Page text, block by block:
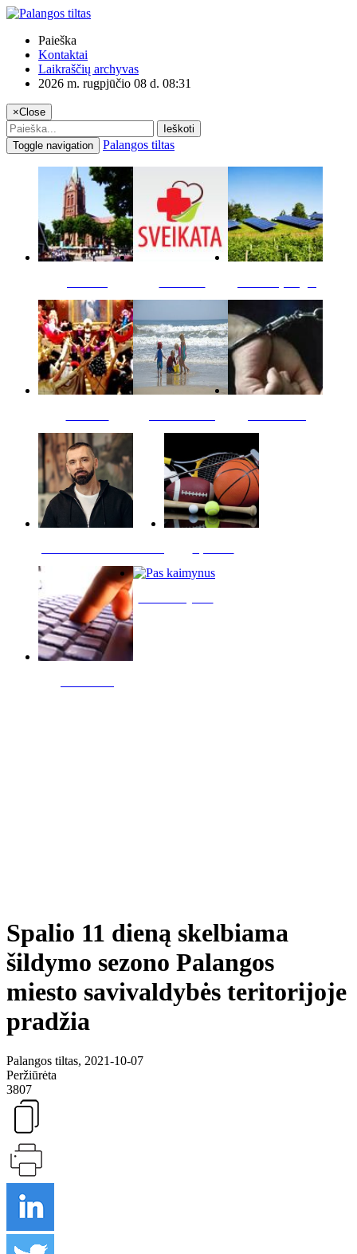
Paieška
Kontaktai
Laikraščių archyvas
2026 m. rugpjūčio 08 d. 08:31
×Close
Ieškoti
Toggle navigation
Palangos tiltas
Spalio 11 dieną skelbiama
šildymo sezono Palangos
miesto savivaldybės teritorijoje
pradžia
Palangos tiltas, 2021-10-07
Peržiūrėta
3807